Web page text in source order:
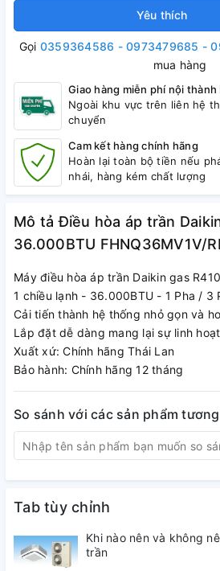
Yêu thích
Gọi 0359364586 - 0973479685 -
mua hàng
Giao hàng miễn phí nội thành
Ngoài khu vực trên liên hệ
chuyển
Cam kết hàng chính hãng
Hoàn lại toàn bộ tiền nếu
nhái, hàng kém chất lượng
Mô tả Điều hòa áp trần
36.000BTU FHNQ36MV1V/
Máy điều hòa áp trần Daikin gas
1 chiều lạnh - 36.000BTU - 1 Pha / 3
Cải tiến thành hệ thống nhỏ gọn và
Lắp đặt dễ dàng mang lại sự linh
Xuất xứ: Chính hãng Thái Lan
Bảo hành: Chính hãng 12 tháng
So sánh với các sản phẩm
Tab tùy chỉnh
Khi nào nên và không
trần